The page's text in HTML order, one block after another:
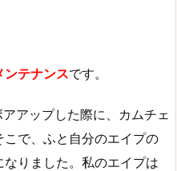
ンテナンスです。
アップした際に、カムチェ
で、ふと自分のエイプの
りました。私のエイプは